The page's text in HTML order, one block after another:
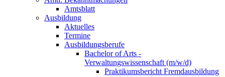
Amtsblatt
Ausbildung
Aktuelles
Termine
Ausbildungsberufe
Bachelor of Arts -
Verwaltungswissenschaft (m/w/d)
Praktikumsbericht Fremdausbildung